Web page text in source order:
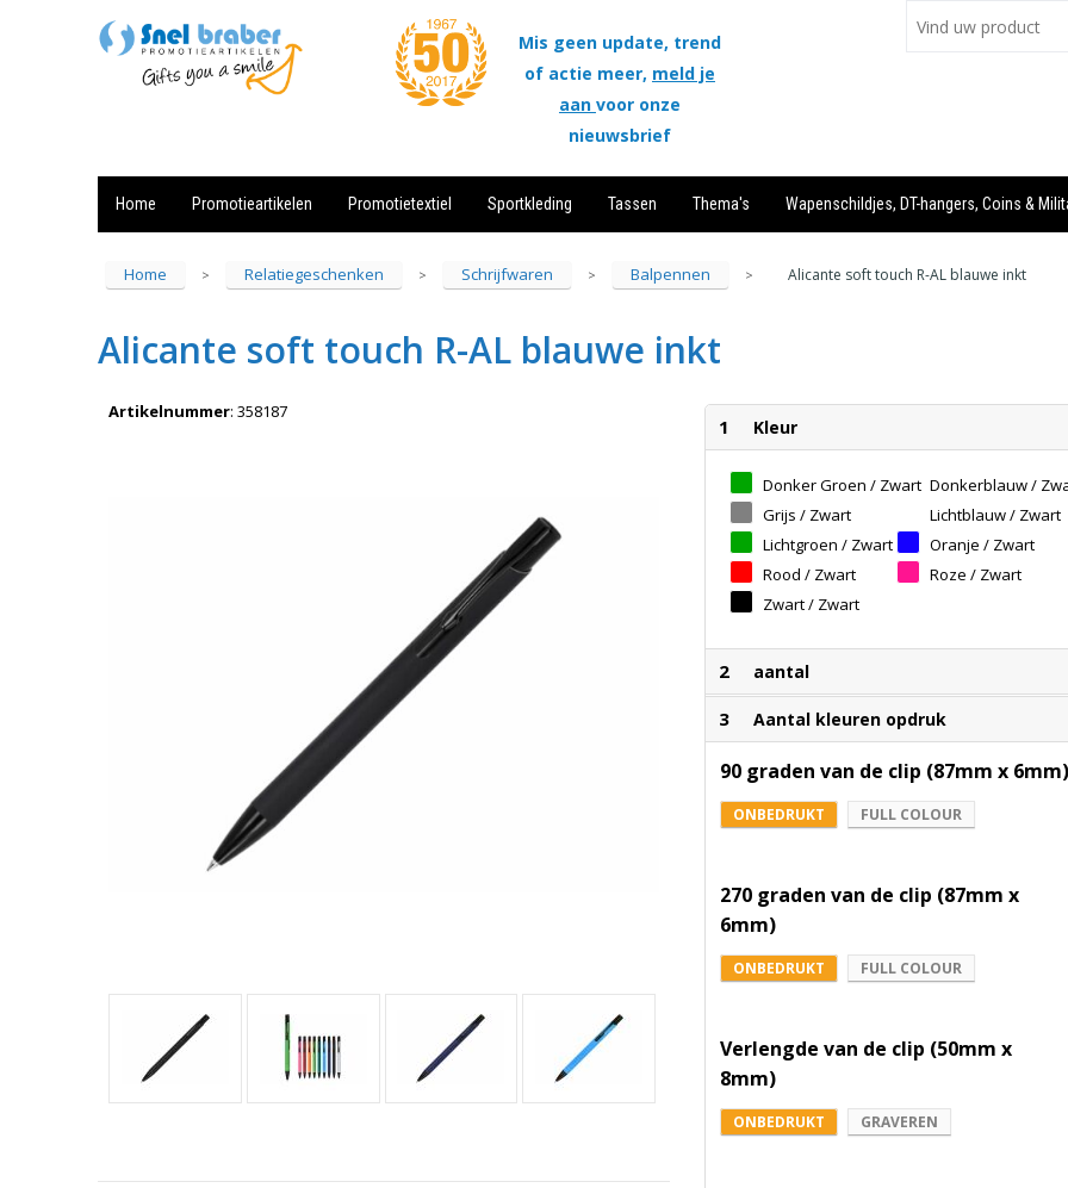
Mis geen update, trend
of actie meer, meld je
aan voor onze
nieuwsbrief
Home Promotieartikelen Promotietextiel Sportkleding Tassen Thema's Wapenschildjes, DT-hangers, Coins &
Home > Relatiegeschenken > Schrijfwaren > Balpennen > Alicante soft touch R-AL blauwe inkt
Alicante soft touch R-AL blauwe inkt
Artikelnummer: 358187
1 Kleur
Donker Groen / Zwart Donkerblauw /
Grijs / Zwart
Lichtblauw / Zwart
Lichtgroen / Zwart
Oranje / Zwart
Rood / Zwart
Roze / Zwart
Zwart / Zwart
2 aantal
3 Aantal kleuren opdruk
90 graden van de clip (87mm x 6mm)
ONBEDRUKT FULL COLOUR
270 graden van de clip (87mm x
6mm)
ONBEDRUKT FULL COLOUR
Verlengde van de clip (50mm x
8mm)
ONBEDRUKT GRAVEREN